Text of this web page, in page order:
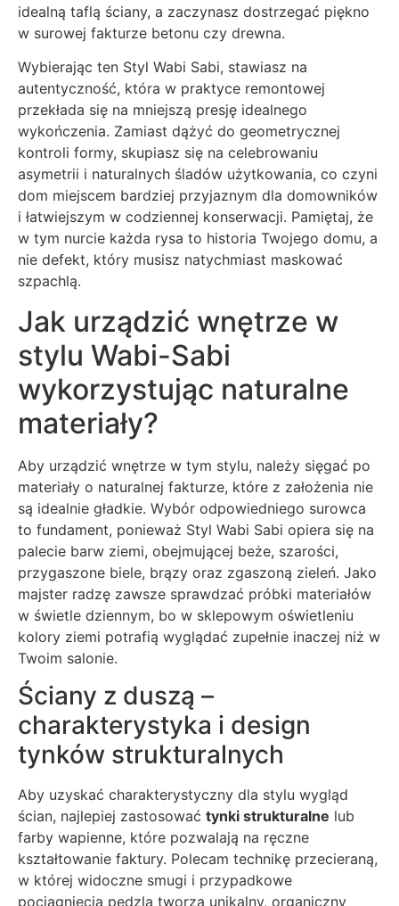
idealną taflą ściany, a zaczynasz dostrzegać piękno
w surowej fakturze betonu czy drewna.
Wybierając ten Styl Wabi Sabi, stawiasz na
autentyczność, która w praktyce remontowej
przekłada się na mniejszą presję idealnego
wykończenia. Zamiast dążyć do geometrycznej
kontroli formy, skupiasz się na celebrowaniu
asymetrii i naturalnych śladów użytkowania, co czyni
dom miejscem bardziej przyjaznym dla domowników
i łatwiejszym w codziennej konserwacji. Pamiętaj, że
w tym nurcie każda rysa to historia Twojego domu, a
nie defekt, który musisz natychmiast maskować
szpachlą.
Jak urządzić wnętrze w
stylu Wabi-Sabi
wykorzystując naturalne
materiały?
Aby urządzić wnętrze w tym stylu, należy sięgać po
materiały o naturalnej fakturze, które z założenia nie
są idealnie gładkie. Wybór odpowiedniego surowca
to fundament, ponieważ Styl Wabi Sabi opiera się na
palecie barw ziemi, obejmującej beże, szarości,
przygaszone biele, brązy oraz zgaszoną zieleń. Jako
majster radzę zawsze sprawdzać próbki materiałów
w świetle dziennym, bo w sklepowym oświetleniu
kolory ziemi potrafią wyglądać zupełnie inaczej niż w
Twoim salonie.
Ściany z duszą –
charakterystyka i design
tynków strukturalnych
Aby uzyskać charakterystyczny dla stylu wygląd
ścian, najlepiej zastosować tynki strukturalne lub
farby wapienne, które pozwalają na ręczne
kształtowanie faktury. Polecam technikę przecieraną,
w której widoczne smugi i przypadkowe
pociągnięcia pędzla tworzą unikalny, organiczny